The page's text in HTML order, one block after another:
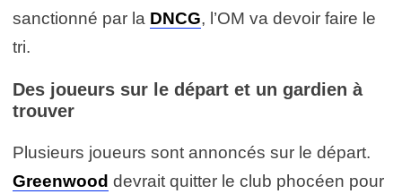
sanctionné par la DNCG, l’OM va devoir faire le
tri.
Des joueurs sur le départ et un gardien à
trouver
Plusieurs joueurs sont annoncés sur le départ.
Greenwood devrait quitter le club phocéen pour